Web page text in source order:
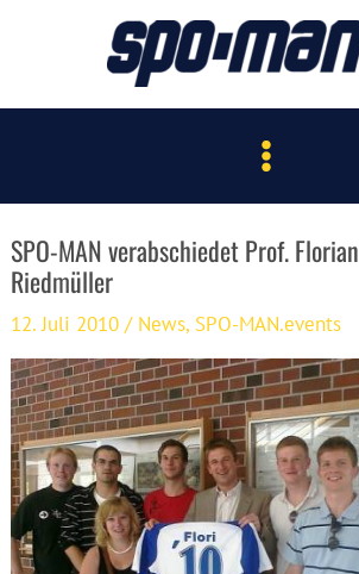
Main
Menu
SPO-MAN verabschiedet Prof. Florian
Riedmüller
12. Juli 2010/ News, SPO-MAN.events